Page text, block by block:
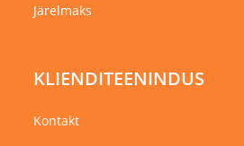
Järelmaks
KLIENDITEENINDUS
Kontakt